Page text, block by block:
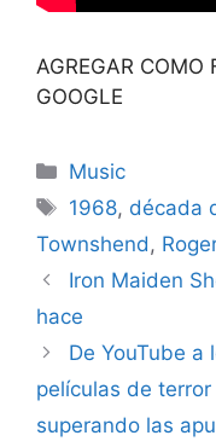
AGREGAR COMO
GOOGLE
Categories
Music
Tags
1968, década
Townshend ,
Iron Maiden
hace
De YouTube a
películas de
superando las